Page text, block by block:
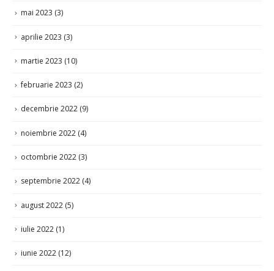
mai 2023 (3)
aprilie 2023 (3)
martie 2023 (10)
februarie 2023 (2)
decembrie 2022 (9)
noiembrie 2022 (4)
octombrie 2022 (3)
septembrie 2022 (4)
august 2022 (5)
iulie 2022 (1)
iunie 2022 (12)